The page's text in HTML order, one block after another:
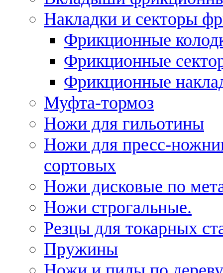
Накладки и секторы
Фрикционные
Фрикционные
Фрикционные
Муфта-тормоз
Ножи для гильотины
Ножи для пресс-
сортовых
Ножи дисковые по
Ножи строгальные.
Резцы для токарных
Пружины